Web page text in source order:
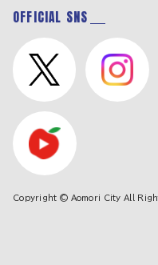
OFFICIAL SNS
Copyright © Aomori City All